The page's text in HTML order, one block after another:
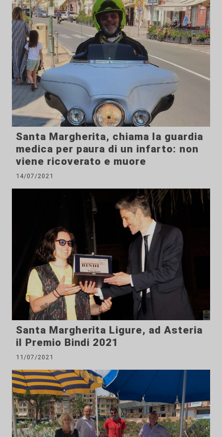
Santa Margherita, chiama la guardia
medica per paura di un infarto: non
viene ricoverato e muore
14/07/2021
Santa Margherita Ligure, ad Asteria
il Premio Bindi 2021
11/07/2021